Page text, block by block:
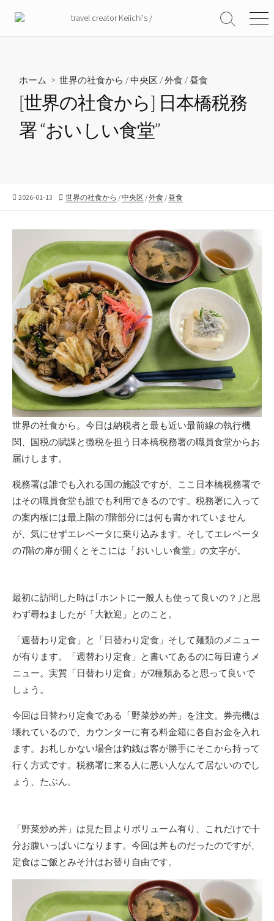
検
メ
ホーム > 世界の社食から /中央区 /外食 /昼食
[世界の社食から] 日本橋税務
署 “おいしい食堂”
公
2026-01-13
カ
リ
ー
世界の社食から /中央区/外食/昼食
世界の社食から。今日は納税者と最も近い最前線の執行機
関、国税の賦課と徴税を担う日本橋税務署の職員食堂からお
届けします。
税務署は誰でも入れる国の施設ですが、ここ日本橋税務署で
はその職員食堂も誰でも利用できるのです。税務署に入って
の案内板には最上階の7階部分には何も書かれていません
が、気にせずエレベータに乗り込みます。そしてエレベータ
の7階の扉が開くとそこには「おいしい食堂」の文字が。
最初に訪問した時は｢ホントに一般人も使って良いの？｣と思
わず尋ねましたが「大歓迎」とのこと。
「週替わり定食」と「日替わり定食」そして麺類のメニュー
が有ります。「週替わり定食」と書いてあるのに毎日違うメ
ニュー。実質「日替わり定食」が2種類あると思って良いで
しょう。
今回は日替わり定食である「野菜炒め丼」を注文。券売機は
壊れているので、カウンターに有る料金箱に各自お金を入れ
ます。お札しかない場合は釣銭は客が勝手にそこから持って
行く方式です。税務署に来る人に悪い人なんて居ないのでし
ょう、たぶん。
「野菜炒め丼」は見た目よりボリューム有り、これだけで十
分お腹いっぱいになります。今回は丼ものだったのですが、
定食はご飯とみそ汁はお替り自由です。